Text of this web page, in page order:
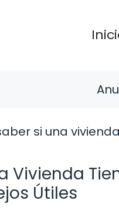
Vivienda
Útiles